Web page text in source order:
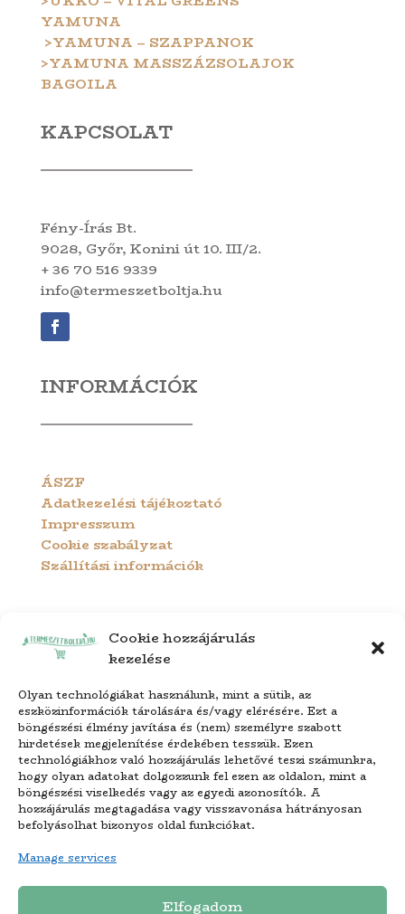
Cookie hozzájárulás
kezelése
Olyan technológiákat használunk, mint a sütik, az
eszközinformációk tárolására és/vagy elérésére. Ezt a
böngészési élmény javítása és (nem) személyre szabott
hirdetések megjelenítése érdekében tesszük. Ezen
technológiákhoz való hozzájárulás lehetővé teszi számunkra,
hogy olyan adatokat dolgozzunk fel ezen az oldalon, mint a
böngészési viselkedés vagy az egyedi azonosítók. A
hozzájárulás megtagadása vagy visszavonása hátrányosan
befolyásolhat bizonyos oldal funkciókat.
Manage services
Elfogadom
YAMUNA
>YAMUNA – SZAPPANOK
>YAMUNA MASSZÁZSOLAJOK
BAGOILA
KAPCSOLAT
Fény-Írás Bt.
9028, Győr, Konini út 10. III/2.
+ 36 70 516 9339
info@termeszetboltja.hu
INFORMÁCIÓK
ÁSZF
Adatkezelési tájékoztató
Impresszum
Cookie szabályzat
Szállítási információk
Copyright © 2024. – Termeszetboltja.hu –